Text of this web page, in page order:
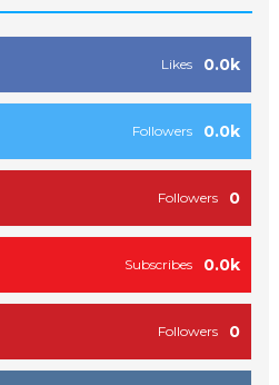
0.0k
Likes
0.0k
Followers
0
Followers
0.0k
Subscribes
0
Followers